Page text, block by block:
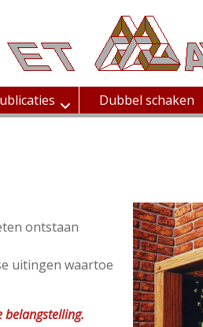
Dubbel schaken
ontstaan
uitingen waartoe
belangstelling.